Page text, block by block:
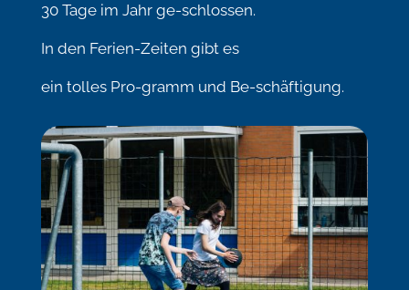
30 Tage im Jahr ge-schlossen.
In den Ferien-Zeiten gibt es
ein tolles Pro-gramm und Be-schäftigung.